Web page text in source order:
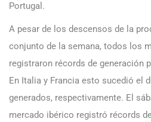
Portugal.
A pesar de los descensos de la
conjunto de la semana, todos los
registraron récords de generación
En Italia y Francia esto sucedió el
generados, respectivamente. El
mercado ibérico registró récords